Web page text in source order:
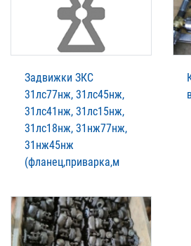
Задвижки ЗКС
31лс77нж, 31лс45нж,
31лс41нж, 31лс15нж,
31лс18нж, 31нж77нж,
31нж45нж
(фланец,приварка,м